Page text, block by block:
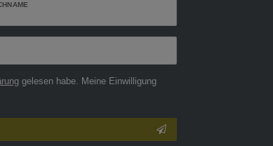
gelesen habe. Meine Einwilligung